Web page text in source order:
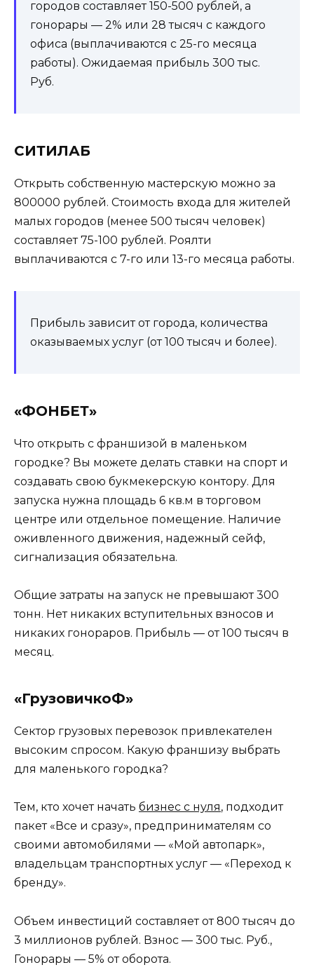
городов составляет 150-500 рублей, а
гонорары — 2% или 28 тысяч с каждого
офиса (выплачиваются с 25-го месяца
работы). Ожидаемая прибыль 300 тыс.
Руб.
СИТИЛАБ
Открыть собственную мастерскую можно за
800000 рублей. Стоимость входа для жителей
малых городов (менее 500 тысяч человек)
составляет 75-100 рублей. Роялти
выплачиваются с 7-го или 13-го месяца работы.
Прибыль зависит от города, количества
оказываемых услуг (от 100 тысяч и более).
«ФОНБЕТ»
Что открыть с франшизой в маленьком
городке? Вы можете делать ставки на спорт и
создавать свою букмекерскую контору. Для
запуска нужна площадь 6 кв.м в торговом
центре или отдельное помещение. Наличие
оживленного движения, надежный сейф,
сигнализация обязательна.
Общие затраты на запуск не превышают 300
тонн. Нет никаких вступительных взносов и
никаких гонораров. Прибыль — от 100 тысяч в
месяц.
«ГрузовичкоФ»
Сектор грузовых перевозок привлекателен
высоким спросом. Какую франшизу выбрать
для маленького городка?
Тем, кто хочет начать бизнес с нуля, подходит
пакет «Все и сразу», предпринимателям со
своими автомобилями — «Мой автопарк»,
владельцам транспортных услуг — «Переход к
бренду».
Объем инвестиций составляет от 800 тысяч до
3 миллионов рублей. Взнос — 300 тыс. Руб.,
Гонорары — 5% от оборота.